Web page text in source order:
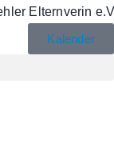
Kalender